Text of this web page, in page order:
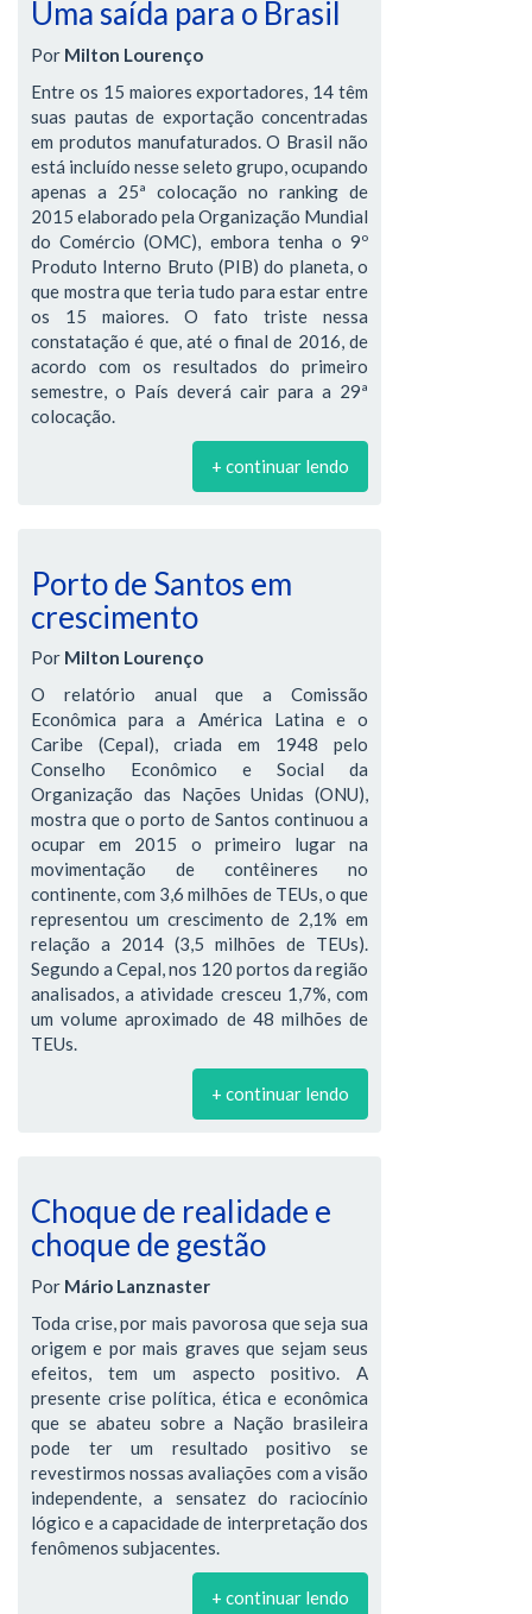
Uma saída para o Brasil
Por Milton Lourenço
Entre os 15 maiores exportadores, 14 têm
suas pautas de exportação concentradas
em produtos manufaturados. O Brasil não
está incluído nesse seleto grupo, ocupando
apenas a 25ª colocação no ranking de
2015 elaborado pela Organização Mundial
do Comércio (OMC), embora tenha o 9º
Produto Interno Bruto (PIB) do planeta, o
que mostra que teria tudo para estar entre
os 15 maiores. O fato triste nessa
constatação é que, até o final de 2016, de
acordo com os resultados do primeiro
semestre, o País deverá cair para a 29ª
colocação.
+ continuar lendo
Porto de Santos em
crescimento
Por Milton Lourenço
O relatório anual que a Comissão
Econômica para a América Latina e o
Caribe (Cepal), criada em 1948 pelo
Conselho Econômico e Social da
Organização das Nações Unidas (ONU),
mostra que o porto de Santos continuou a
ocupar em 2015 o primeiro lugar na
movimentação de contêineres no
continente, com 3,6 milhões de TEUs, o que
representou um crescimento de 2,1% em
relação a 2014 (3,5 milhões de TEUs).
Segundo a Cepal, nos 120 portos da região
analisados, a atividade cresceu 1,7%, com
um volume aproximado de 48 milhões de
TEUs.
+ continuar lendo
Choque de realidade e
choque de gestão
Por Mário Lanznaster
Toda crise, por mais pavorosa que seja sua
origem e por mais graves que sejam seus
efeitos, tem um aspecto positivo. A
presente crise política, ética e econômica
que se abateu sobre a Nação brasileira
pode ter um resultado positivo se
revestirmos nossas avaliações com a visão
independente, a sensatez do raciocínio
lógico e a capacidade de interpretação dos
fenômenos subjacentes.
+ continuar lendo